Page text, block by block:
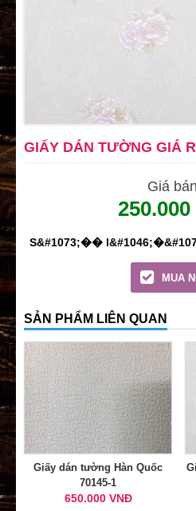
GIẤY DÁN TƯỜNG GIÁ
Giá
MUA
SẢN PHẨM LIÊN QUAN
Giấy dán tường Hàn Quốc
70145-1
650.000 VNĐ